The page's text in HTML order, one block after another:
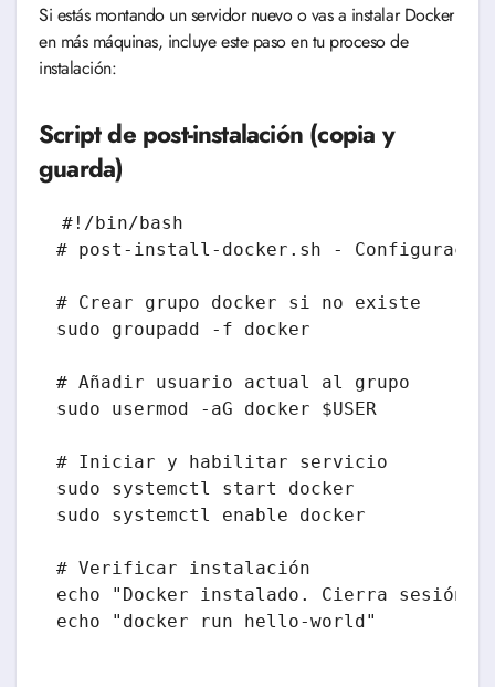
Si estás montando un servidor nuevo o vas a instalar Docker
en más máquinas, incluye este paso en tu proceso de
instalación:
Script de post-instalación (copia y
guarda)
#!/bin/bash
# post-install-docker.sh -
# Crear grupo docker si no existe
sudo groupadd -f docker
# Añadir usuario actual al grupo
sudo usermod -aG docker $USER
# Iniciar y habilitar servicio
sudo systemctl start docker
sudo systemctl enable docker
# Verificar instalación
echo "Docker instalado. Cierra sesión